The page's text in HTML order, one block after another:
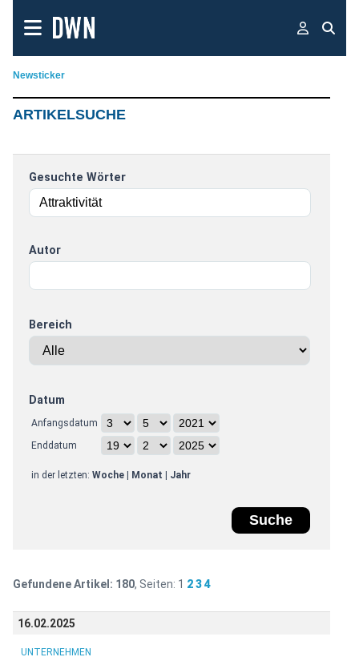
Newsticker
ARTIKELSUCHE
Gesuchte Wörter
Autor
Bereich
Datum
Anfangsdatum
Enddatum
in der letzten: Woche| Monat Jahr
Gefundene Artikel: 180, Seiten: 1 2 3 4
16.02.2025
UNTERNEHMEN